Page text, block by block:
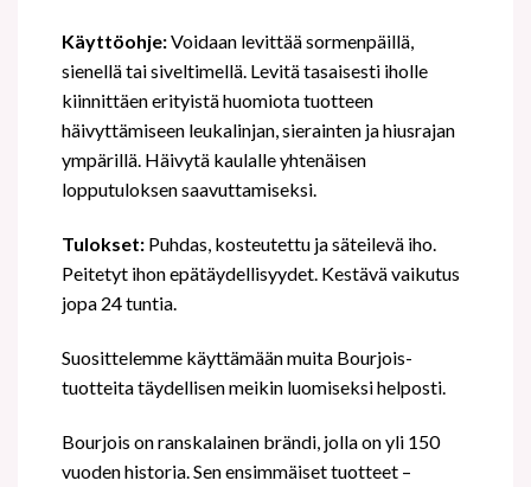
Käyttöohje:Voidaan levittää sormenpäillä,
sienellä tai siveltimellä. Levitä tasaisesti iholle
kiinnittäen erityistä huomiota tuotteen
häivyttämiseen leukalinjan, sierainten ja hiusrajan
ympärillä. Häivytä kaulalle yhtenäisen
lopputuloksen saavuttamiseksi.
Tulokset:Puhdas, kosteutettu ja säteilevä iho.
Peitetyt ihon epätäydellisyydet. Kestävä vaikutus
jopa 24 tuntia.
Suosittelemme käyttämään muita Bourjois-
tuotteita täydellisen meikin luomiseksi helposti.
Bourjois on ranskalainen brändi, jolla on yli 150
vuoden historia. Sen ensimmäiset tuotteet –